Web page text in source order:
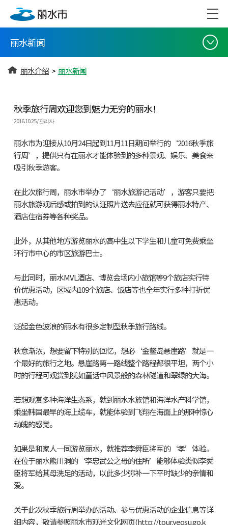
丽水新闻
丽水介绍 > 丽水新闻
秋季旅行周欢迎您到魅力无穷的丽水！
2016.10.25 / 관리자
丽水市为迎接从10月24日起到11月11日期间举行的‘2016秋季旅
行周’，提供只有在丽水才能体验到的多种景观、娱乐、美食来
吸引秋季游客。
在此次旅行周，丽水市举办了‘丽水旅游记活动’，游客只要把
丽水旅游观后感或拍到的认证照片送去应征就可获得丽水特产、
酒店住宿券等各种奖品。
此外，从其他地方游览丽水的高中生以下学生和儿童可免费乘坐
环行市中心的市区旅游巴士。
与此同时，丽水MVL酒店、博览会场内小旅馆等9个旅店实行特
价优惠活动，区域内109个旅店、饭店等也全年实行多种打折优
惠活动。
泛起金色波浪的丽水有很多定制型秋季旅行路线。
秋意渐浓，想要留下特别的回忆，想必‘金鳌岛悬崖路’就是一
个最好的旅行之地。悬崖路第一路线整个路程都很平坦，两个小
时的行程可观赏到犹如童话中风景般的森林隧道和翠绿的大海。
若想观赏多种海洋生态系，就到丽水水族馆和海洋水产科学馆，
乘坐韩国最早的海上缆车，就能体验到飞翔在海面上的那种惊心
动魄的感觉。
如果是和家人一同游览丽水，就推荐李舜臣将军的‘孝’体验。
在位于丽水熊川洞的‘李忠武公之母的住所’能够体验类似李舜
臣将军给其母洗足的活动，以此多少弥补一下平时缺少的亲情和
爱。
关于此次秋季旅行周举办的活动、参与优惠活动的企业信息等详
细内容，敬请参照丽水市观光文化网页(http://tour.yeosu.go.k